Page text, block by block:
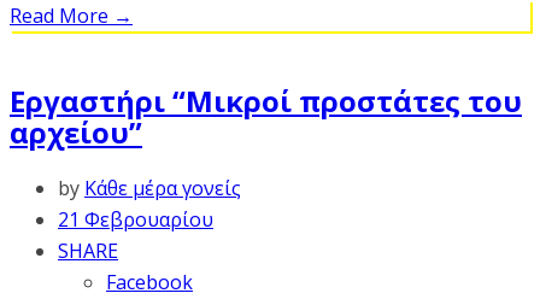
Read More →
Εργαστήρι “Μικροί προστάτες του
αρχείου”
by Κάθε μέρα γονείς
21 Φεβρουαρίου
SHARE
Facebook